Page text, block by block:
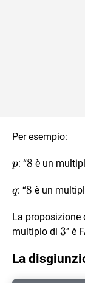
Per esempio:
p
p: “8
8 è un
q
q: “8
8 è un
La proposizione
multiplo di 3
3’’ è
La